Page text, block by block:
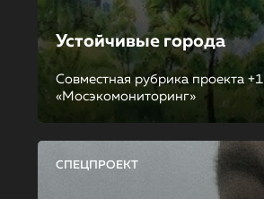
Устойчивые города
Совместная рубрика проекта
«Мосэкомониторинг»
СПЕЦПРОЕКТ